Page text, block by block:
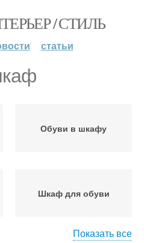
/ СТИЛЬ
статьи
Обуви в шкафу
Шкаф для обуви
Показать все